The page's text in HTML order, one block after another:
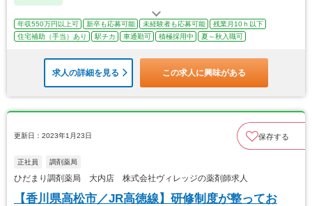
年収550万円以上可 新卒も応募可能 未経験者も応募可能
残業月10ｈ以下
住宅補助（手当）あり
駅チカ 車通勤可 積極採用中 夏～秋入職可
求人の詳細を見る この求人に興味がある
更新日：2023年1月23日 保存する
正社員 調剤薬局
ひだまり調剤薬局 大内店 株式会社ヴィレッジの薬剤師求人
【香川県高松市／JR高徳線】研修制度が整ってお